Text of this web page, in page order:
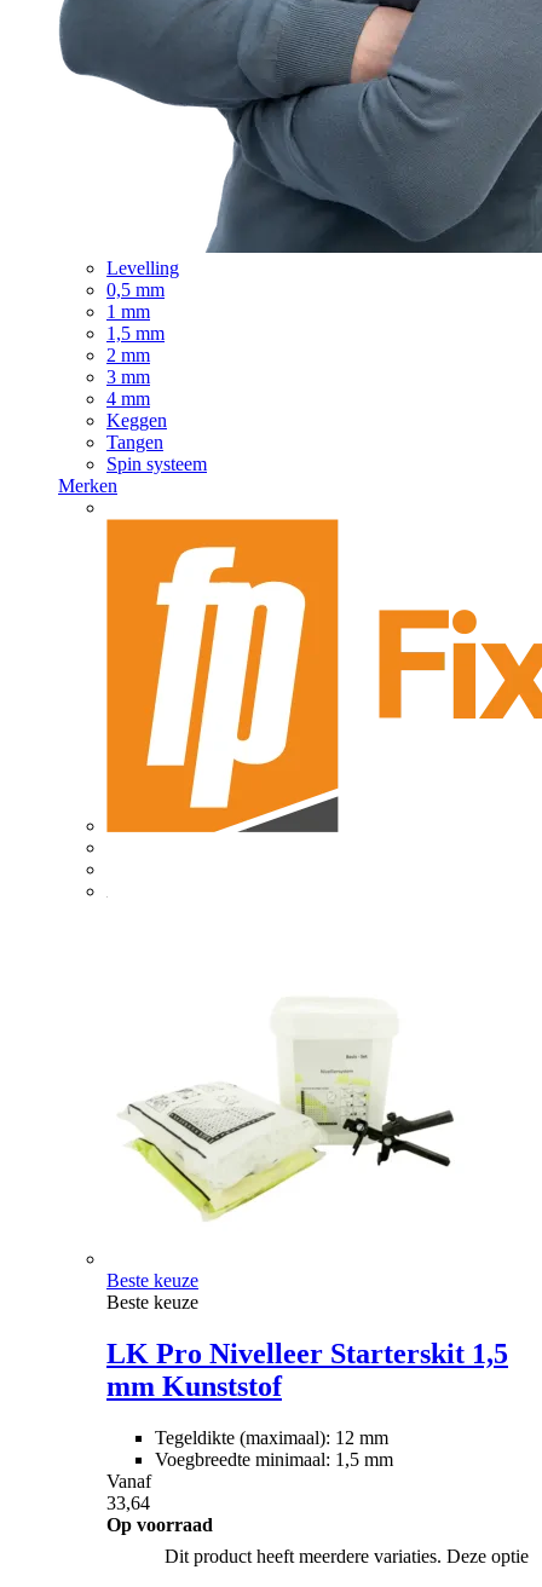
Levelling
0,5 mm
1 mm
1,5 mm
2 mm
3 mm
4 mm
Keggen
Tangen
Spin systeem
Merken
Beste keuze
Beste keuze
LK Pro Nivelleer Starterskit 1,5
mm Kunststof
Tegeldikte (maximaal): 12 mm
Voegbreedte minimaal: 1,5 mm
Vanaf
33,64
Op voorraad
Dit product heeft meerdere variaties. Deze optie